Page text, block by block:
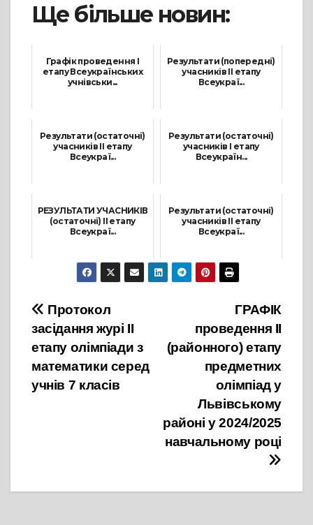
Ще більше новин:
Графік проведення I
етапу Всеукраїнських
учнівськи...
Результати (попередні)
учасників ІІ етапу
Всеукраї...
Результати (остаточні)
учасників ІІ етапу
Всеукраї...
Результати (остаточні)
учасників І етапу
Всеукраїн...
РЕЗУЛЬТАТИ УЧАСНИКІВ
(остаточні) ІІ етапу
Всеукраї...
3 Листопада, 2024
Результати (остаточні)
учасників ІІ етапу
Всеукраї...
10 Листопада, 2024
Навігація
записів
ГРАФІК
проведення ІІ
(районного) етапу
предметних
олімпіад у
Львівському
районі у 2024/2025
навчальному році
Протокол
засідання журі ІІ
етапу олімпіади з
математики серед
учнів 7 класів